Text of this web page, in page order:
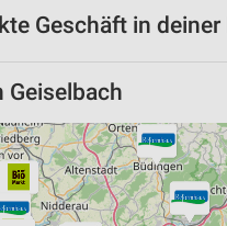
Geschäft in deiner
Geiselbach